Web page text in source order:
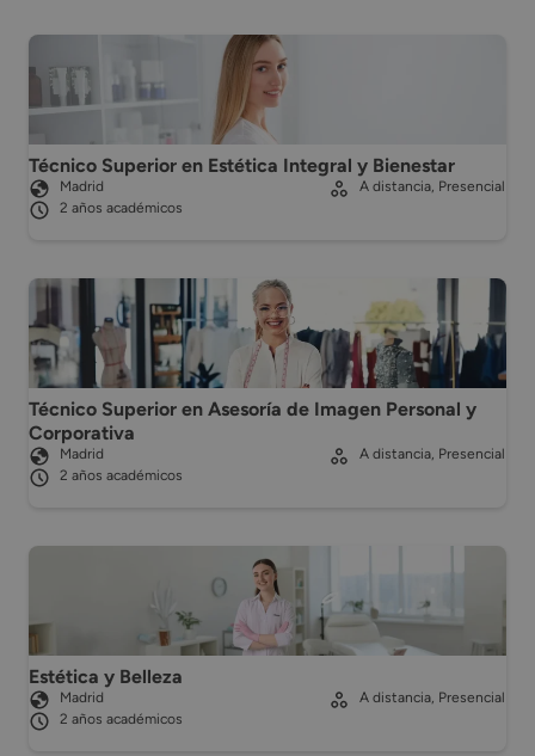
Técnico Superior en Estética Integral y Bienestar
Madrid
2 años académicos
A distancia, Presencial
Técnico Superior en Asesoría de Imagen Personal y
Corporativa
Madrid
2 años académicos
A distancia, Presencial
Estética y Belleza
Madrid
2 años académicos
A distancia, Presencial